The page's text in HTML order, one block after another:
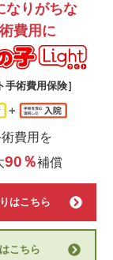
なりがちな
費用に
手術費用保険］
費用を
90％補償
はこちら
こちら